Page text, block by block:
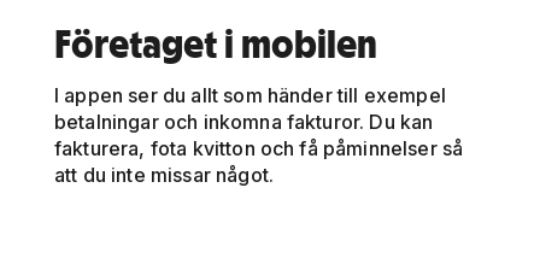
Företaget i mobilen
I appen ser du allt som händer till exempel
betalningar och inkomna fakturor. Du kan
fakturera, fota kvitton och få påminnelser så
att du inte missar något.